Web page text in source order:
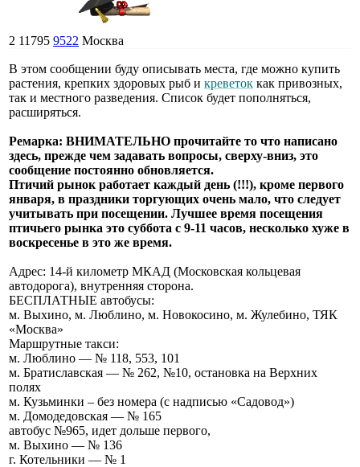
2 11795 9522 Москва
В этом сообщении буду описывать места, где можно купить
растения, крепких здоровых рыб и креветок как привозных,
так и местного разведения. Список будет пополняться,
расширяться.
Ремарка: ВНИМАТЕЛЬНО прочитайте то что написано
здесь, прежде чем задавать вопросы, сверху-вниз, это
сообщение постоянно обновляется.
Птичий рынок работает каждый день (!!!), кроме первого
января, в праздники торгующих очень мало, что следует
учитывать при посещении. Лучшее время посещения
птичьего рынка это суббота с 9-11 часов, несколько хуже в
воскресенье в это же время.
Адрес: 14-й километр МКАД (Московская кольцевая
автодорога), внутренняя сторона.
БЕСПЛАТНЫЕ автобусы:
м. Выхино, м. Люблино, м. Новокосино, м. Жулебино, ТЯК
«Москва»
Маршрутные такси:
м. Люблино — № 118, 553, 101
м. Братиславская — № 262, №10, остановка на Верхних
полях
м. Кузьминки – без номера (с надписью «Садовод»)
м. Домодедовская — № 165
автобус №965, идет дольше первого,
м. Выхино — № 136
г. Котельники — № 1